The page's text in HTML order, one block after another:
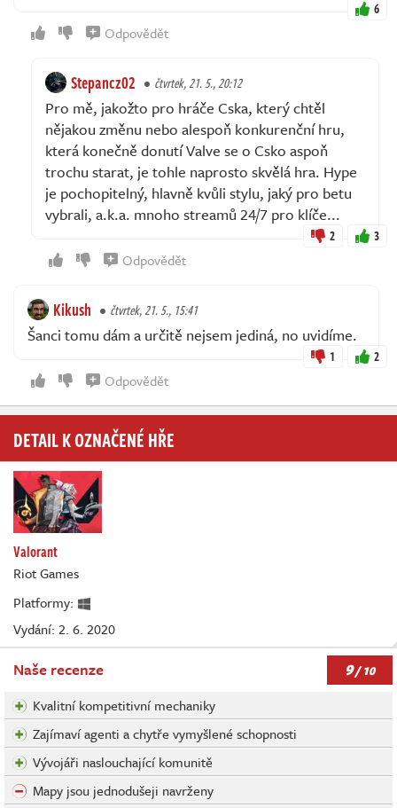
6
Odpovědět
Stepancz02 čtvrtek, 21. 5., 20:12
Pro mě, jakožto pro hráče Cska, který chtěl
nějakou změnu nebo alespoň konkurenční hru,
která konečně donutí Valve se o Csko aspoň
trochu starat, je tohle naprosto skvělá hra. Hype
je pochopitelný, hlavně kvůli stylu, jaký pro betu
vybrali, a.k.a. mnoho streamů 24/7 pro klíče...
2 3
Odpovědět
Kikush čtvrtek, 21. 5., 15:41
Šanci tomu dám a určitě nejsem jediná, no uvidíme.
1 2
Odpovědět
DETAIL K OZNAČENÉ HŘE
Valorant
Riot Games
Platformy:
Vydání: 2. 6. 2020
Naše recenze 9/ 10
Kvalitní kompetitivní mechaniky
Zajímaví agenti a chytře vymyšlené schopnosti
Vývojáři naslouchající komunitě
Mapy jsou jednodušeji navrženy